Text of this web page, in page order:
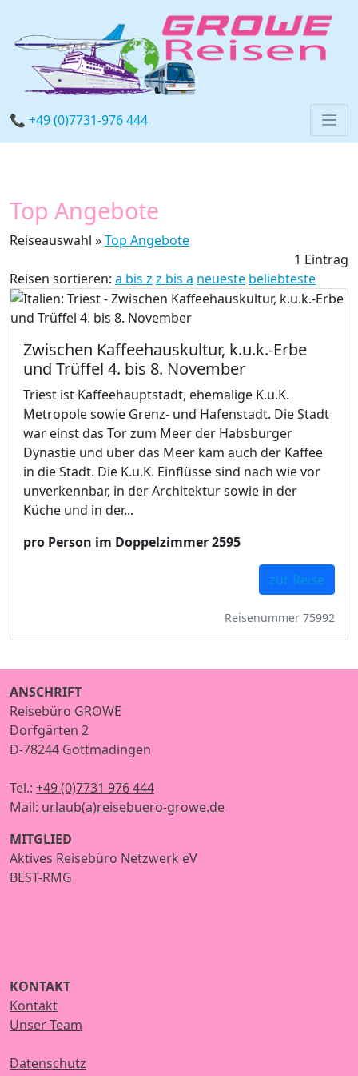
📞 +49 (0)7731-976 444
Top Angebote
Reiseauswahl »Top Angebote
1 Eintrag
Reisen sortieren: a bis z z bis a neueste beliebteste
Zwischen Kaffeehauskultur, k.u.k.-Erbe
und Trüffel 4. bis 8. November
Triest ist Kaffeehauptstadt, ehemalige K.u.K.
Metropole sowie Grenz- und Hafenstadt. Die Stadt
war einst das Tor zum Meer der Habsburger
Dynastie und über das Meer kam auch der Kaffee
in die Stadt. Die K.u.K. Einflüsse sind nach wie vor
unverkennbar, in der Architektur sowie in der
Küche und in der...
pro Person im Doppelzimmer 2595
zur Reise
Reisenummer 75992
ANSCHRIFT
Reisebüro GROWE
Dorfgärten 2
D-78244 Gottmadingen
Tel.: +49 (0)7731 976 444
Mail: urlaub(a)reisebuero-growe.de
MITGLIED
Aktives Reisebüro Netzwerk eV
BEST-RMG
KONTAKT
Kontakt
Unser Team
Datenschutz